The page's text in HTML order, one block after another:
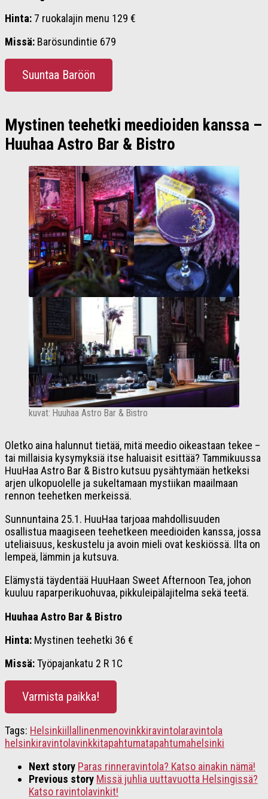
Hinta: 7 ruokalajin menu 129 €
Missä: Barösundintie 679
Suuntaa Baröön
Mystinen teehetki meedioiden kanssa –
Huuhaa Astro Bar & Bistro
kuvat: Huuhaa Astro Bar & Bistro
Oletko aina halunnut tietää, mitä meedio oikeastaan tekee –
tai millaisia kysymyksiä itse haluaisit esittää? Tammikuussa
HuuHaa Astro Bar & Bistro kutsuu pysähtymään hetkeksi
arjen ulkopuolelle ja sukeltamaan mystiikan maailmaan
rennon teehetken merkeissä.
Sunnuntaina 25.1. HuuHaa tarjoaa mahdollisuuden
osallistua maagiseen teehetkeen meedioiden kanssa, jossa
uteliaisuus, keskustelu ja avoin mieli ovat keskiössä. Ilta on
lempeä, lämmin ja kutsuva.
Elämystä täydentää HuuHaan Sweet Afternoon Tea, johon
kuuluu raparperikuohuvaa, pikkuleipälajitelma sekä teetä.
Huuhaa Astro Bar & Bistro
Hinta: Mystinen teehetki 36 €
Missä:Työpajankatu 2 R 1C
Varmista paikka!
Tags: Helsinkiillallinenmenovinkkiravintolaravintola
helsinkiravintolavinkkitapahtumatapahtumahelsinki
Next story Paras rinneravintola? Katso ainakin nämä!
Previous story Missä juhlia uuttavuotta Helsingissä?
Katso ravintolavinkit!